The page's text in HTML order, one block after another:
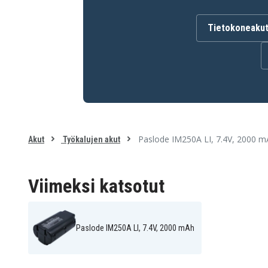
Akku on yhteensopiva seuraavien mallien kanssa:
Paslode IM300
Paslode IM325
Tietokoneakut
Akut Työkalujen akut Paslode IM250A LI, 7.4V, 2000
Viimeksi katsotut
Paslode IM250A LI, 7.4V, 2000 mAh